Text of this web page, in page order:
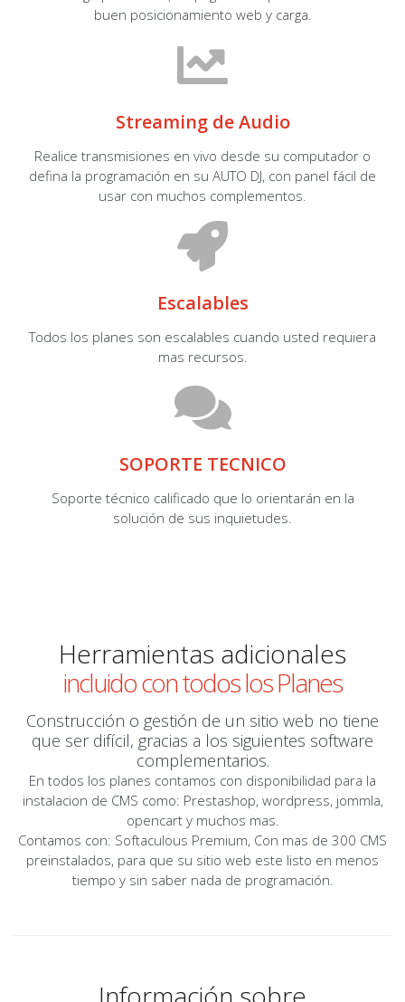
buen posicionamiento web y carga.
Streaming de Audio
Realice transmisiones en vivo desde su computador o
defina la programación en su AUTO DJ, con panel fácil de
usar con muchos complementos.
Escalables
Todos los planes son escalables cuando usted requiera
mas recursos.
SOPORTE TECNICO
Soporte técnico calificado que lo orientarán en la
solución de sus inquietudes.
Herramientas adicionales
incluido con todos los Planes
Construcción o gestión de un sitio web no tiene
que ser difícil, gracias a los siguientes software
complementarios.
En todos los planes contamos con disponibilidad para la
instalacion de CMS como: Prestashop, wordpress, jommla,
opencart y muchos mas.
Contamos con: Softaculous Premium, Con mas de 300 CMS
preinstalados, para que su sitio web este listo en menos
tiempo y sin saber nada de programación.